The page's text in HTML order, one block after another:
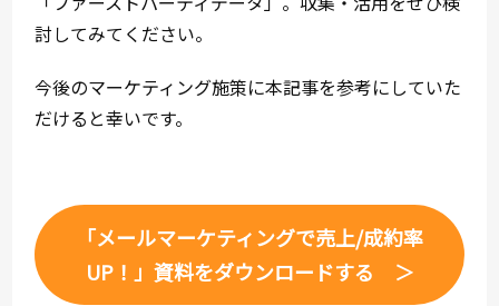
討してみてください。
今後のマーケティング施策に本記事を参考にしていた
だけると幸いです。
「メールマーケティングで売上/成約率
UP！」資料をダウンロードする ＞